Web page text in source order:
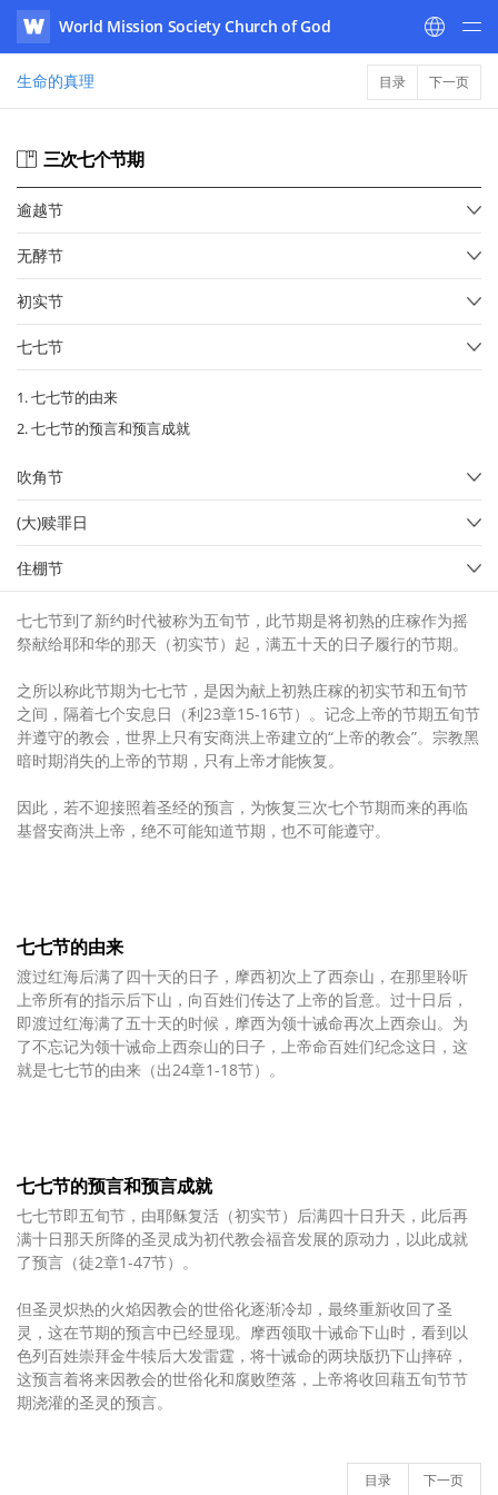
WATV
World Mission Society Church of God
生命的真理 目录 下一页
三次七个节期
逾越节
无酵节
初实节
七七节
1. 七七节的由来
2. 七七节的预言和预言成就
吹角节
(大)赎罪日
住棚节
七七节到了新约时代被称为五旬节，此节期是将初熟的庄稼作为摇
祭献给耶和华的那天（初实节）起，满五十天的日子履行的节期。
之所以称此节期为七七节，是因为献上初熟庄稼的初实节和五旬节
之间，隔着七个安息日（利23章15-16节）。记念上帝的节期五旬节
并遵守的教会，世界上只有安商洪上帝建立的“上帝的教会”。宗教黑
暗时期消失的上帝的节期，只有上帝才能恢复。
因此，若不迎接照着圣经的预言，为恢复三次七个节期而来的再临
基督安商洪上帝，绝不可能知道节期，也不可能遵守。
七七节的由来
渡过红海后满了四十天的日子，摩西初次上了西奈山，在那里聆听
上帝所有的指示后下山，向百姓们传达了上帝的旨意。过十日后，
即渡过红海满了五十天的时候，摩西为领十诫命再次上西奈山。为
了不忘记为领十诫命上西奈山的日子，上帝命百姓们纪念这日，这
就是七七节的由来（出24章1-18节）。
七七节的预言和预言成就
七七节即五旬节，由耶稣复活（初实节）后满四十日升天，此后再
满十日那天所降的圣灵成为初代教会福音发展的原动力，以此成就
了预言（徒2章1-47节）。
但圣灵炽热的火焰因教会的世俗化逐渐冷却，最终重新收回了圣
灵，这在节期的预言中已经显现。摩西领取十诫命下山时，看到以
色列百姓崇拜金牛犊后大发雷霆，将十诫命的两块版扔下山摔碎，
这预言着将来因教会的世俗化和腐败堕落，上帝将收回藉五旬节节
期浇灌的圣灵的预言。
目录 下一页